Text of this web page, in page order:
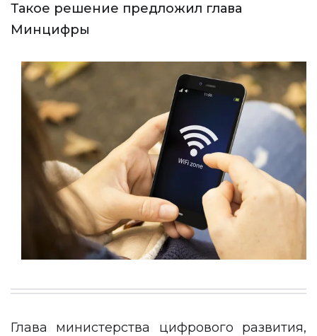
Такое решение предложил глава
Минцифры
Глава министерства цифрового развития,